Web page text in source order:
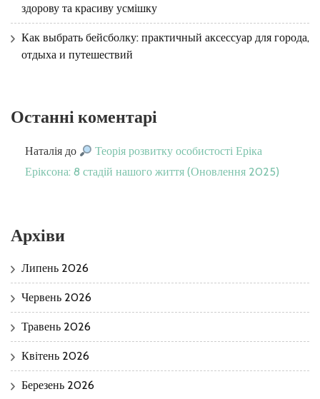
здорову та красиву усмішку
Как выбрать бейсболку: практичный аксессуар для города,
отдыха и путешествий
Останні коментарі
Наталія до
Теорія розвитку особистості Еріка
Еріксона: 8 стадій нашого життя (Оновлення 2025)
Архіви
Липень 2026
Червень 2026
Травень 2026
Квітень 2026
Березень 2026